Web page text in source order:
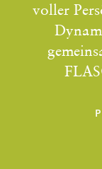
voller